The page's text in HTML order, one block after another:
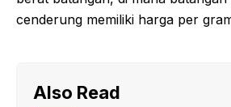
cenderung memiliki harga per
Also Read